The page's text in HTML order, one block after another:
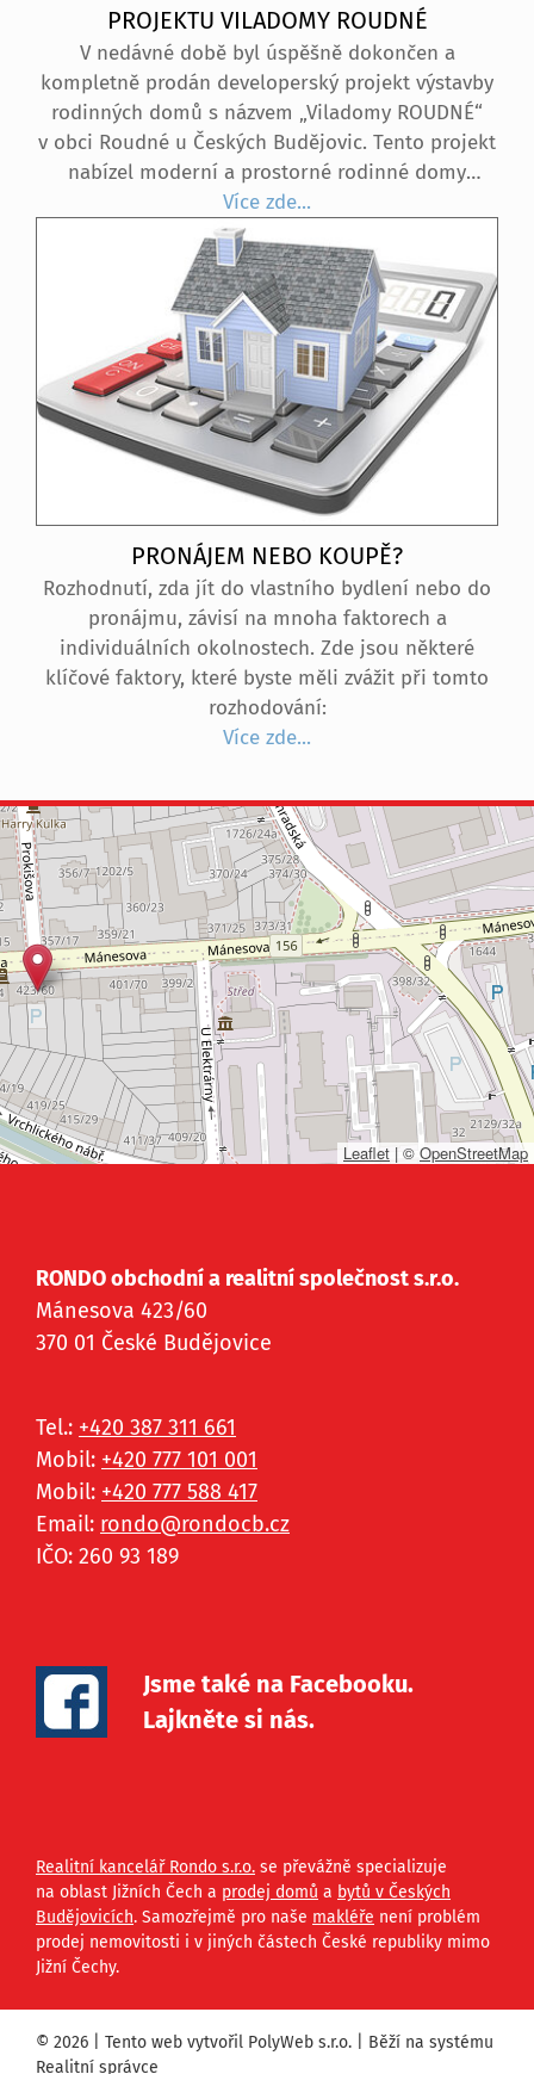
PROJEKTU VILADOMY ROUDNÉ
V nedávné době byl úspěšně dokončen a
kompletně prodán developerský projekt výstavby
rodinných domů s názvem „Viladomy ROUDNÉ“
v obci Roudné u Českých Budějovic. Tento projekt
nabízel moderní a prostorné rodinné domy
o dispozici 5+kk s obytnou plochou 143 m². Každý
dům byl vybaven oplocenou zahradou,
prostornou garáží a venkovním parkovacím
stáním, což zajišťovalo dostatek místa nejen pro
rodinné vozidlo, ale i pro návštěvy.
Více zde...
PRONÁJEM NEBO KOUPĚ?
Rozhodnutí, zda jít do vlastního bydlení nebo do
pronájmu, závisí na mnoha faktorech a
individuálních okolnostech. Zde jsou některé
klíčové faktory, které byste měli zvážit při tomto
rozhodování:
Více zde...
Leaflet | © OpenStreetMap
RONDO obchodní a realitní společnost s.r.o.
Mánesova 423/60
370 01 České Budějovice
Tel.: +420 387 311 661
Mobil: +420 777 101 001
Mobil: +420 777 588 417
Email: rondo@rondocb.cz
IČO: 260 93 189
Jsme také na Facebooku.
Lajkněte si nás.
Realitní kancelář Rondo s.r.o. se převážně specializuje
na oblast Jižních Čech a prodej domů a bytů v Českých
Budějovicích. Samozřejmě pro naše makléře není problém
prodej nemovitosti i v jiných částech České republiky mimo
Jižní Čechy.
© 2026 | Tento web vytvořil PolyWeb s.r.o. | Běží na systému
Realitní správce